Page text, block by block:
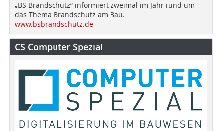
„BS Brandschutz“ informiert zweimal im Jahr rund um
das Thema Brandschutz am Bau.
www.bsbrandschutz.de
CS Computer Spezial